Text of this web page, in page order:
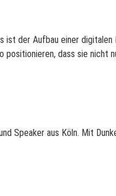
ist der Aufbau einer
positionieren, dass sie
Speaker aus Köln. Mit